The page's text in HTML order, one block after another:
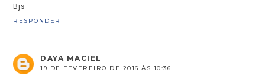
Bjs
RESPONDER
DAYA MACIEL
19 DE FEVEREIRO DE 2016 ÀS 10:36